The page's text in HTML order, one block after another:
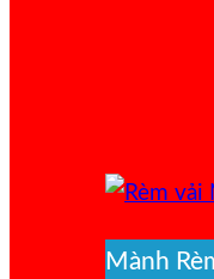
Mành